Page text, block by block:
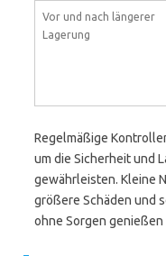
Vor und nach längerer
Lagerung
Regelmäßige
um die Sicherheit und
gewährleisten. Kleine
größere Schäden und
ohne Sorgen genießen